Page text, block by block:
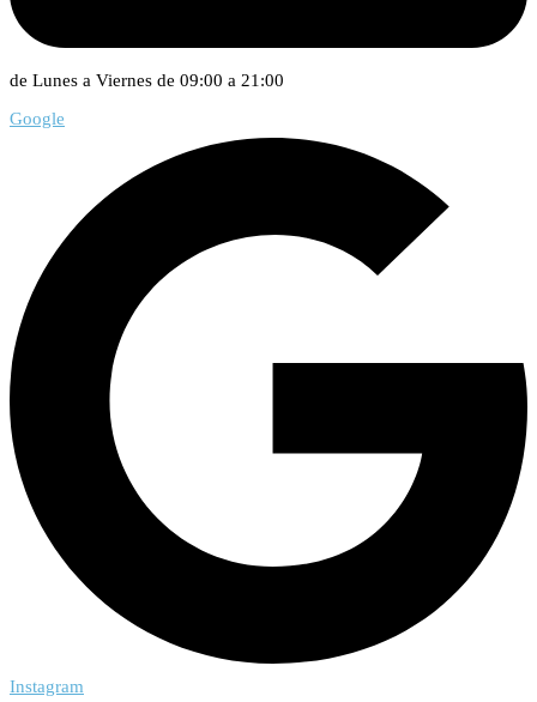
de Lunes a Viernes de 09:00 a 21:00
Google
Instagram